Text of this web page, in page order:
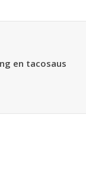
en tacosaus